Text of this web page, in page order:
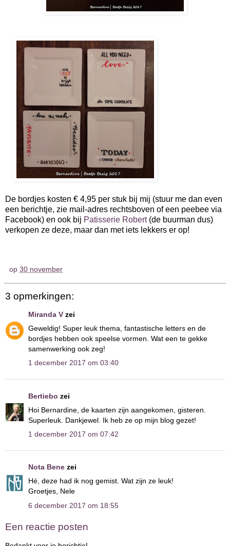
De bordjes kosten € 4,95 per stuk bij mij (stuur me dan even
een berichtje, zie mail-adres rechtsboven of een peebee via
Facebook) en ook bij Patisserie Robert (de buurman dus)
verkopen ze deze, maar dan met iets lekkers er op!
op 30 november
3 opmerkingen:
Miranda V zei
Geweldig! Super leuk thema, fantastische letters en de
bordjes hebben ook speelse vormen. Wat een te gekke
samenwerking ook zeg!
1 december 2017 om 03:40
Bertiebo zei
Hoi Bernardine, de kaarten zijn aangekomen, gisteren.
Superleuk. Dankjewel. Ik heb ze op mijn blog gezet!
1 december 2017 om 07:42
Nota Bene zei
Hé, deze had ik nog gemist. Wat zijn ze leuk!
Groetjes, Nele
6 december 2017 om 18:55
Een reactie posten